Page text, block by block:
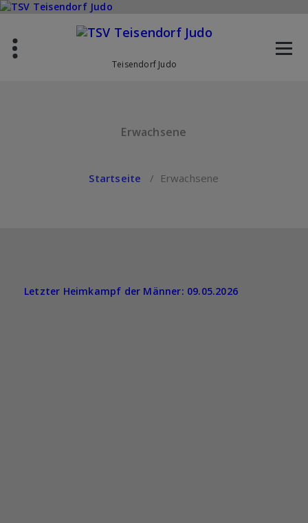
Zum
Teisendorf Judo
Erwachsene
Startseite / Erwachsene
Letzter Heimkampf der Männer: 09.05.2026